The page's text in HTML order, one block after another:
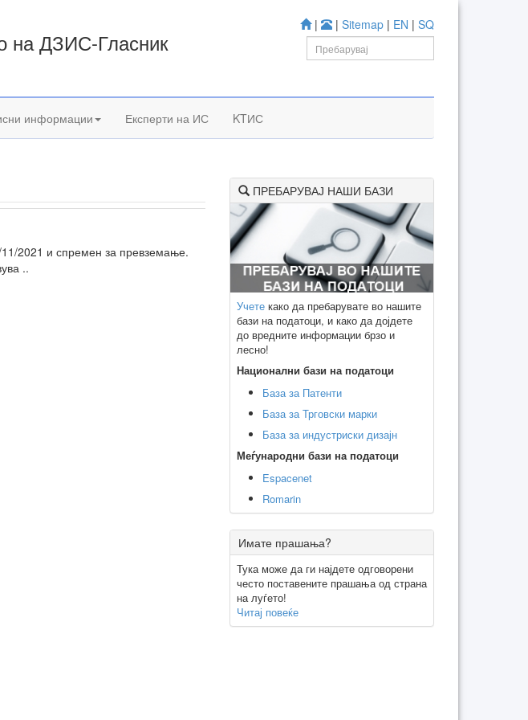
| | Sitemap | EN | SQ
на ДЗИС-Гласник
информации Експерти на ИС KTИС
2021 и спремен за превземање.
..
ПРЕБАРУВАЈ НАШИ БАЗИ
Учете како да пребарувате во нашите
бази на податоци, и како да дојдете
до вредните информации брзо и
лесно!
Национални бази на податоци
База за Патенти
База за Трговски марки
База за индустриски дизајн
Меѓународни бази на податоци
Espacenet
Romarin
Имате прашања?
Тука може да ги најдете одговорени
често поставените прашања од страна
на луѓето!
Читај повеќе